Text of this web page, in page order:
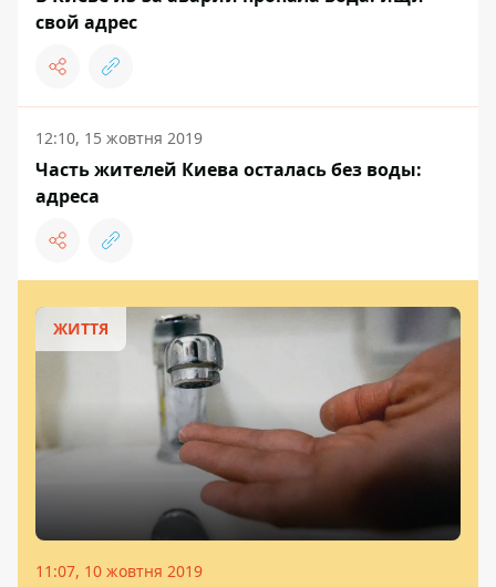
свой адрес
12:10, 15 жовтня 2019
Часть жителей Киева осталась без воды:
адреса
ЖИТТЯ
11:07, 10 жовтня 2019